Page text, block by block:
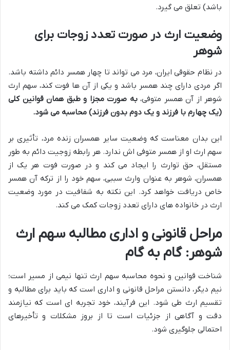
باشد) تعلق می گیرد.
وضعیت ارث در صورت تعدد زوجات برای
شوهر
در نظام حقوقی ایران، مرد می تواند تا چهار همسر دائم داشته باشد.
اگر مردی دارای چند همسر باشد و یکی از آن ها فوت کند، سهم ارث
شوهر از آن همسر متوفی،به صورت مجزا و طبق همان قوانین کلی
(یک چهارم با فرزند و یک دوم بدون فرزند) محاسبه می شود.
این بدان معناست که وضعیت سایر همسران زنده مرد، تأثیری بر
سهم ارث او از همسر متوفی اش ندارد. هر رابطه زوجیت دائم به طور
مستقل، حق توارث را ایجاد می کند و در صورت فوت هر یک از
همسران، شوهر به عنوان وارث سببی، سهم خود را از ترکه آن همسر
خاص دریافت خواهد کرد. این نکته به شفافیت در مورد وضعیت
ارث در خانواده های دارای تعدد زوجات کمک می کند.
مراحل قانونی و اداری مطالبه سهم ارث
شوهر: گام به گام
شناخت قوانین و نحوه محاسبه سهم ارث تنها نیمی از مسیر است؛
نیم دیگر، دانستن مراحل قانونی و اداری است که باید برای مطالبه و
تقسیم ارث طی شود. این فرآیند، خود تجربه ای است که نیازمند
دقت و آگاهی از جزئیات است تا از بروز مشکلات و تأخیرهای
احتمالی جلوگیری شود.